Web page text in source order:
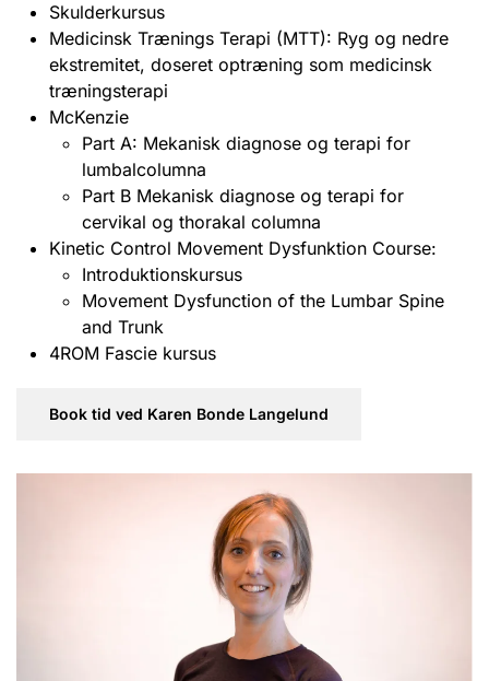
Skulderkursus
Medicinsk Trænings Terapi (MTT): Ryg og nedre
ekstremitet, doseret optræning som medicinsk
træningsterapi
McKenzie
Part A: Mekanisk diagnose og terapi for
lumbalcolumna
Part B Mekanisk diagnose og terapi for
cervikal og thorakal columna
Kinetic Control Movement Dysfunktion Course:
Introduktionskursus
Movement Dysfunction of the Lumbar Spine
and Trunk
4ROM Fascie kursus
Book tid ved Karen Bonde Langelund